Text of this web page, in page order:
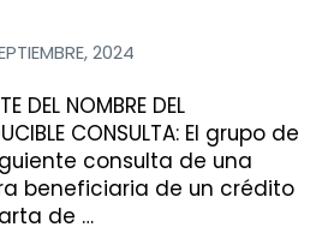
2024
DEL NOMBRE DEL
CONSULTA: El grupo de
consulta de una
beneficiaria de un crédito
de …